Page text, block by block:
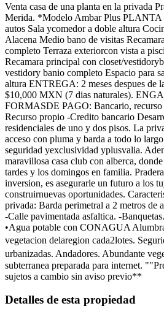
Venta casa de una planta en la privada
Merida. *Modelo Ambar Plus PLANTA
autos Sala ycomedor a doble altura
Alacena Medio bano de visitas
completo Terraza exteriorcon vista a
Recamara principal con closet/
vestidory banio completo Espacio para
altura ENTREGA: 2 meses despues de
$10,000 MXN (7 dias naturales).
FORMASDE PAGO: Bancario, recurso
Recurso propio -Credito bancario
residenciales de uno y dos pisos. La
acceso con pluma y barda a todo lo
seguridad yexclusividad yplusvalia.
maravillosa casa club con alberca,
tardes y los domingos en familia.
inversion, es asegurarle un futuro a los
construirnuevas oportunidades.
privada: Barda perimetral a 2 metros de
-Calle pavimentada asfaltica. -
•Agua potable con CONAGUA
vegetacion delaregion cada2lotes.
urbanizadas. Andadores. Abundante
subterranea preparada para internet.
sujetos a cambio sin aviso previo**
Detalles de esta propiedad